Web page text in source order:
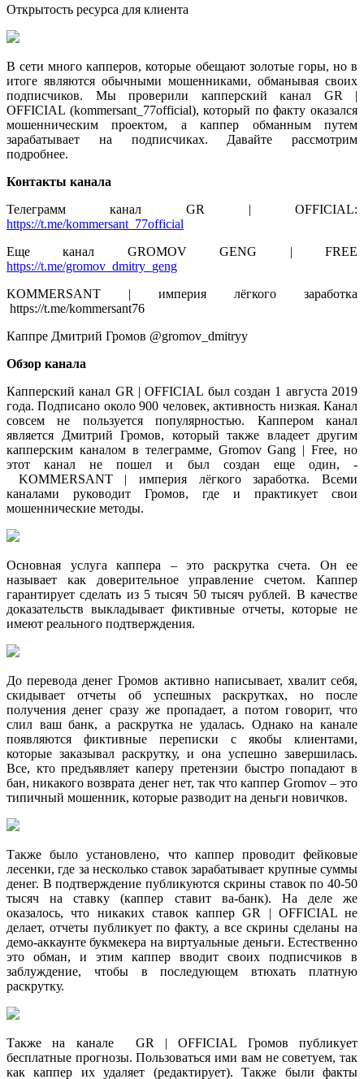
Открытость ресурса для клиента
В сети много капперов, которые обещают золотые горы, но в
итоге являются обычными мошенниками, обманывая своих
подписчиков. Мы проверили капперский канал GR |
OFFICIAL (kommersant_77official), который по факту оказался
мошенническим проектом, а каппер обманным путем
зарабатывает на подписчиках. Давайте рассмотрим
подробнее.
Контакты канала
Телеграмм канал GR | OFFICIAL:
https://t.me/kommersant_77official
Еще канал GROMOV GENG | FREE
https://t.me/gromov_dmitry_geng
KOMMERSANT | империя лёгкого заработка
https://t.me/kommersant76
Каппре Дмитрий Громов @gromov_dmitryy
Обзор канала
Капперский канал GR | OFFICIAL был создан 1 августа 2019
года. Подписано около 900 человек, активность низкая. Канал
совсем не пользуется популярностью. Каппером канал
является Дмитрий Громов, который также владеет другим
капперским каналом в телеграмме, Gromov Gang | Free, но
этот канал не пошел и был создан еще один, -
KOMMERSANT | империя лёгкого заработка. Всеми
каналами руководит Громов, где и практикует свои
мошеннические методы.
Основная услуга каппера – это раскрутка счета. Он ее
называет как доверительное управление счетом. Каппер
гарантирует сделать из 5 тысяч 50 тысяч рублей. В качестве
доказательств выкладывает фиктивные отчеты, которые не
имеют реального подтверждения.
До перевода денег Громов активно написывает, хвалит себя,
скидывает отчеты об успешных раскрутках, но после
получения денег сразу же пропадает, а потом говорит, что
слил ваш банк, а раскрутка не удалась. Однако на канале
появляются фиктивные переписки с якобы клиентами,
которые заказывал раскрутку, и она успешно завершилась.
Все, кто предъявляет каперу претензии быстро попадают в
бан, никакого возврата денег нет, так что каппер Gromov – это
типичный мошенник, которые разводит на деньги новичков.
Также было установлено, что каппер проводит фейковые
лесенки, где за несколько ставок зарабатывает крупные суммы
денег. В подтверждение публикуются скрины ставок по 40-50
тысяч на ставку (каппер ставит ва-банк). На деле же
оказалось, что никаких ставок каппер GR | OFFICIAL не
делает, отчеты публикует по факту, а все скрины сделаны на
демо-аккаунте букмекера на виртуальные деньги. Естественно
это обман, и этим каппер вводит своих подписчиков в
заблуждение, чтобы в последующем втюхать платную
раскрутку.
Также на канале GR | OFFICIAL Громов публикует
бесплатные прогнозы. Пользоваться ими вам не советуем, так
как каппер их удаляет (редактирует). Также были факты